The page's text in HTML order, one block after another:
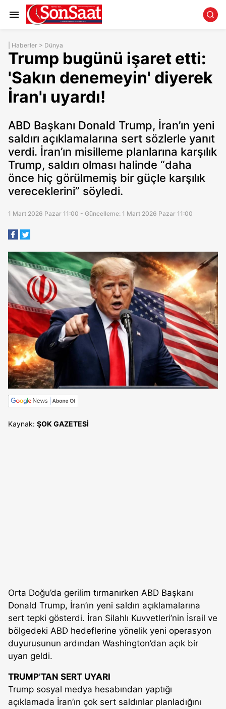
Haberler > Dünya
Trump bugünü işaret etti:
'Sakın denemeyin' diyerek
İran'ı uyardı!
ABD Başkanı Donald Trump, İran’ın yeni
saldırı açıklamalarına sert sözlerle yanıt
verdi. İran’ın misilleme planlarına karşılık
Trump, saldırı olması halinde “daha
önce hiç görülmemiş bir güçle karşılık
vereceklerini” söyledi.
1 Mart 2026 Pazar 11:00 - Güncelleme: 1 Mart 2026 Pazar 11:00
Kaynak: ŞOK GAZETESİ
Orta Doğu’da gerilim tırmanırken ABD Başkanı
Donald Trump, İran’ın yeni saldırı açıklamalarına
sert tepki gösterdi. İran Silahlı Kuvvetleri’nin İsrail ve
bölgedeki ABD hedeflerine yönelik yeni operasyon
duyurusunun ardından Washington’dan açık bir
uyarı geldi.
TRUMP’TAN SERT UYARI
Trump sosyal medya hesabından yaptığı
açıklamada İran’ın çok sert saldırılar planladığını